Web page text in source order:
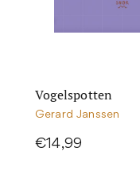
Vogelspotten
Gerard Janssen
€14,99